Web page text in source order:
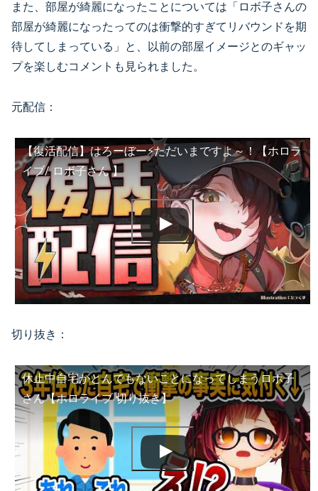
また、部屋が綺麗になったことについては「ロボ子さんの
部屋が綺麗になったってのは衝撃的すぎてリバウンドを期
待してしまっている」と、以前の部屋イメージとのギャッ
プを楽しむコメントも見られました。
元配信：
【復活配信】はろーぼー⚡ただいまですよ～！【ホロラ
イブ/ ロボ子さん 】
切り抜き：
休止中自宅がとんでもないことになってしまうロボ子
さん【ホロライブ 切り抜き】